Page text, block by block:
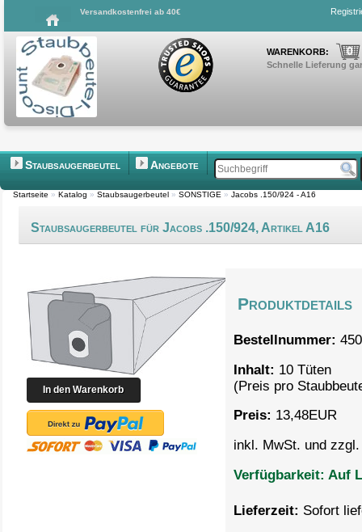
Versandkostenfrei ab 40€
WARENKORB: 0
Schnelle Lieferung
Staubsaugerbeutel Angebote
Startseite » Katalog » Staubsaugerbeutel » SONSTIGE » Jacobs .150/924 - A16
Staubsaugerbeutel für Jacobs .150/924, Artikel A16
Produktdetails
Bestellnummer:
Inhalt: 10 Tüten
(Preis pro
Preis: 13,48EUR
inkl. MwSt. und
Verfügbarkeit: Auf
Lieferzeit: Sofort